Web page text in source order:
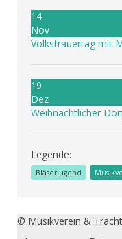
14
Nov
Volkstrauertag mit
19
Dez
Weihnachtlicher
Legende:
Bläserjugend
© Musikverein &